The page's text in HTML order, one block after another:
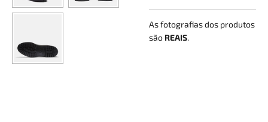
As fotografias dos produtos
são REAIS.